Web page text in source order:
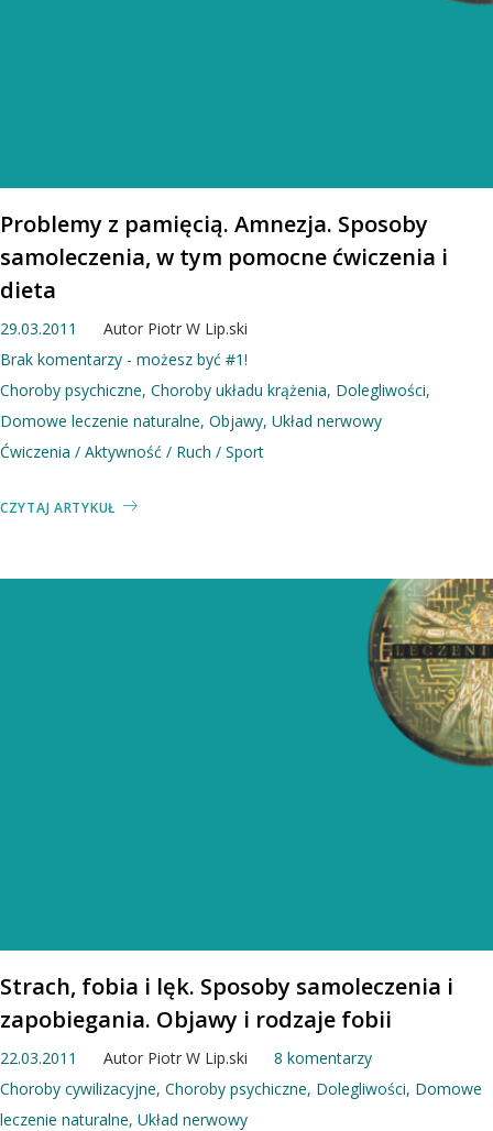
Problemy z pamięcią. Amnezja. Sposoby
samoleczenia, w tym pomocne ćwiczenia i
dieta
29.03.2011 Autor Piotr W Lip.ski
Brak komentarzy - możesz być #1!
Choroby psychiczne, Choroby układu krążenia, Dolegliwości,
Domowe leczenie naturalne, Objawy, Układ nerwowy
Ćwiczenia / Aktywność / Ruch / Sport
CZYTAJ ARTYKUŁ
Strach, fobia i lęk. Sposoby samoleczenia i
zapobiegania. Objawy i rodzaje fobii
22.03.2011 Autor Piotr W Lip.ski
8 komentarzy
Choroby cywilizacyjne, Choroby psychiczne, Dolegliwości, Domowe
leczenie naturalne, Układ nerwowy